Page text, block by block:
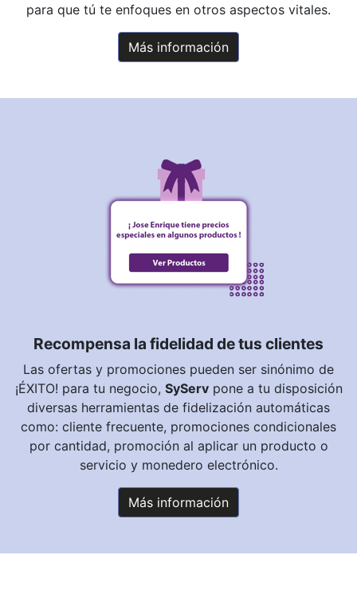
para que tú te enfoques en otros aspectos vitales.
Más información
Recompensa la fidelidad de tus clientes
Las ofertas y promociones pueden ser sinónimo de
¡ÉXITO! para tu negocio, SyServpone a tu disposición
diversas herramientas de fidelización automáticas
como: cliente frecuente, promociones condicionales
por cantidad, promoción al aplicar un producto o
servicio y monedero electrónico.
Más información